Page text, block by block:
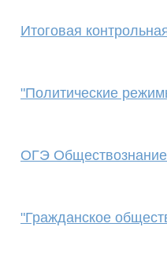
Итоговая
"Политические
ОГЭ
"Гражданское